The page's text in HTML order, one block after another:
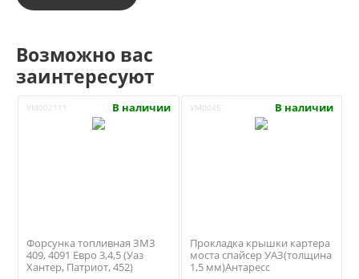
Возможно вас
заинтересуют
УМ002111 В наличии
Форсунка топливная ЗМЗ
409, 4091 Евро 3,4,5 (Уаз
Хантер, Патриот, 452)
УМ0045 В наличии
Прокладка крышки картера
моста спайсер УАЗ(толщина
1,5 мм)Антаресс